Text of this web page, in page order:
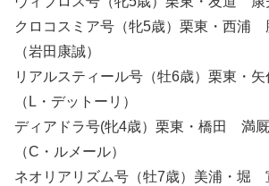
クロコスミア号（牝5歳）栗東
（岩田康誠）
リアルスティール号（牡6歳）栗東
（L・デットーリ）
ディアドラ号(牝4歳）栗東
（C・ルメール）
ネオリアリズム号（牡7歳）美浦・堀